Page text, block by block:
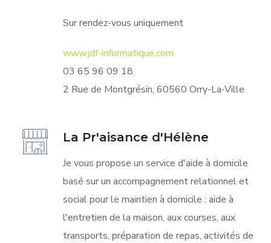
Sur rendez-vous uniquement
www.jdf-informatique.com
03 65 96 09 18
2 Rue de Montgrésin, 60560 Orry-La-Ville
La Pr'aisance d'Hélène
Je vous propose un service d'aide à domicile
basé sur un accompagnement relationnel et
social pour le maintien à domicile : aide à
l'entretien de la maison, aux courses, aux
transports, préparation de repas, activités de